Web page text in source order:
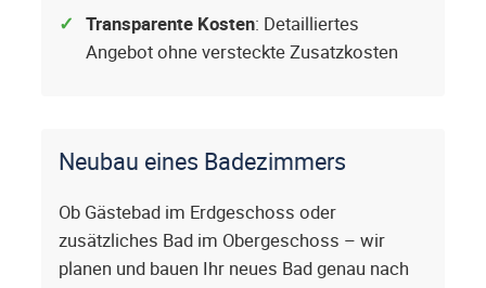
Transparente Kosten: Detailliertes
Angebot ohne versteckte Zusatzkosten
Neubau eines Badezimmers
Ob Gästebad im Erdgeschoss oder
zusätzliches Bad im Obergeschoss – wir
planen und bauen Ihr neues Bad genau nach